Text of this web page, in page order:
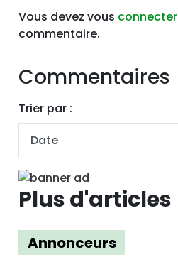
Vous devez vous connecter
commentaire.
Commentaires
Trier par :
Plus d'articles
Annonceurs